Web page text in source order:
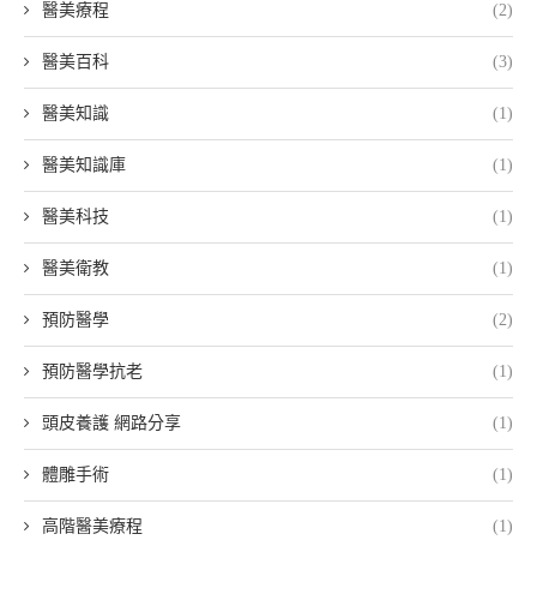
醫美療程 (2)
醫美百科 (3)
醫美知識 (1)
醫美知識庫 (1)
醫美科技 (1)
醫美衛教 (1)
預防醫學 (2)
預防醫學抗老 (1)
頭皮養護 網路分享 (1)
體雕手術 (1)
高階醫美療程 (1)